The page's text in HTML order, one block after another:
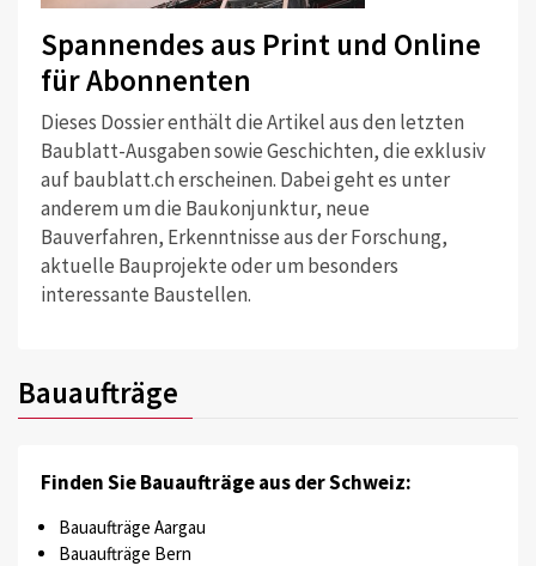
Spannendes aus Print und Online
für Abonnenten
Dieses Dossier enthält die Artikel aus den letzten
Baublatt-Ausgaben sowie Geschichten, die exklusiv
auf baublatt.ch erscheinen. Dabei geht es unter
anderem um die Baukonjunktur, neue
Bauverfahren, Erkenntnisse aus der Forschung,
aktuelle Bauprojekte oder um besonders
interessante Baustellen.
Bauaufträge
Finden Sie Bauaufträge aus der Schweiz:
Bauaufträge Aargau
Bauaufträge Bern